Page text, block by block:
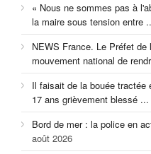
« Nous ne sommes pas à
la maire sous tension entre
NEWS France. Le Préfet
mouvement national de
Il faisait de la bouée tractée
17 ans grièvement blessé ...
Bord de mer : la police en
août 2026